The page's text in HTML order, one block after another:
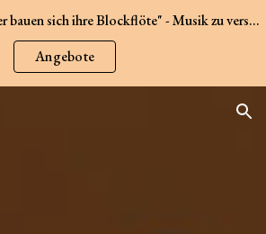
Neu: Workshop "Kinder bauen sich ihre Blockflöte" - Musik zu verschiedenen Anlässen - jetzt hier erhältlich: Stalaxy-Saxophone (siehe Angebote)
Angebote